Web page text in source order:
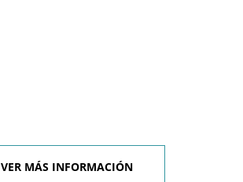
VER MÁS INFORMACIÓN